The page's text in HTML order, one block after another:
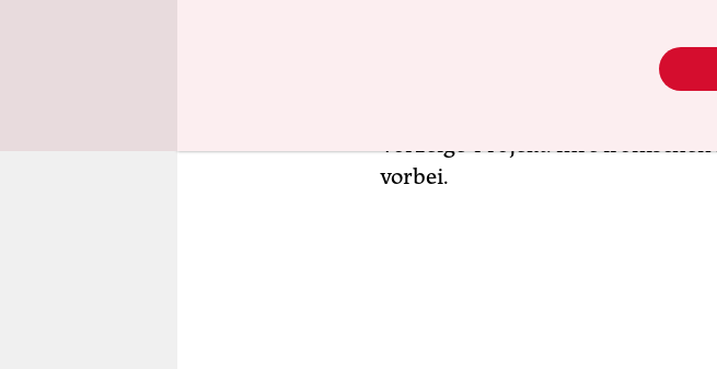
förmlicher gekleidet als er: eine
Hasemann auf „urbanem
Vorzeige-Projekt. Ihre
vorbei.